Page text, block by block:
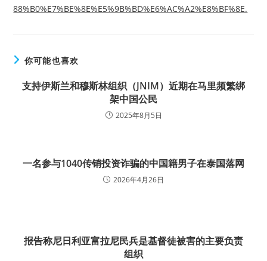
88%B0%E7%BE%8E%E5%9B%BD%E6%AC%A2%E8%BF%8E.
你可能也喜欢
支持伊斯兰和穆斯林组织（JNIM）近期在马里频繁绑
架中国公民
2025年8月5日
一名参与1040传销投资诈骗的中国籍男子在泰国落网
2026年4月26日
报告称尼日利亚富拉尼民兵是基督徒被害的主要负责
组织